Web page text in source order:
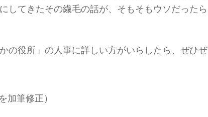
してきたその繊毛の話が、そもそもウソだったら
の役所」の人事に詳しい方がいらしたら、ぜひぜ
を加筆修正）